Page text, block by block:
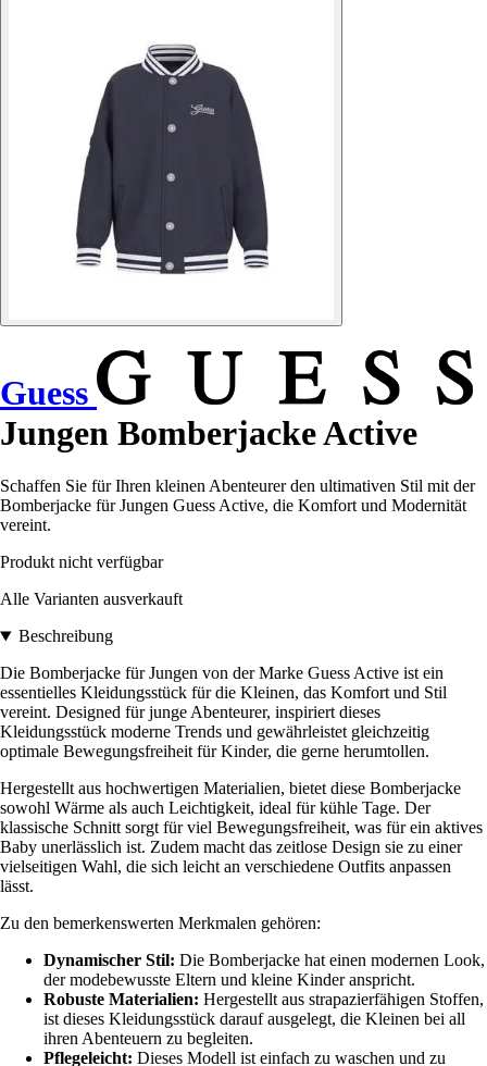
Guess
Jungen Bomberjacke Active
Schaffen Sie für Ihren kleinen Abenteurer den ultimativen Stil mit der
Bomberjacke für Jungen Guess Active, die Komfort und Modernität
vereint.
Produkt nicht verfügbar
Alle Varianten ausverkauft
Beschreibung
Die Bomberjacke für Jungen von der Marke Guess Active ist ein
essentielles Kleidungsstück für die Kleinen, das Komfort und Stil
vereint. Designed für junge Abenteurer, inspiriert dieses
Kleidungsstück moderne Trends und gewährleistet gleichzeitig
optimale Bewegungsfreiheit für Kinder, die gerne herumtollen.
Hergestellt aus hochwertigen Materialien, bietet diese Bomberjacke
sowohl Wärme als auch Leichtigkeit, ideal für kühle Tage. Der
klassische Schnitt sorgt für viel Bewegungsfreiheit, was für ein aktives
Baby unerlässlich ist. Zudem macht das zeitlose Design sie zu einer
vielseitigen Wahl, die sich leicht an verschiedene Outfits anpassen
lässt.
Zu den bemerkenswerten Merkmalen gehören:
Dynamischer Stil: Die Bomberjacke hat einen modernen Look,
der modebewusste Eltern und kleine Kinder anspricht.
Robuste Materialien: Hergestellt aus strapazierfähigen Stoffen,
ist dieses Kleidungsstück darauf ausgelegt, die Kleinen bei all
ihren Abenteuern zu begleiten.
Pflegeleicht: Dieses Modell ist einfach zu waschen und zu